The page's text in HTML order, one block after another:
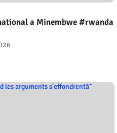
a Minembwe #rwanda